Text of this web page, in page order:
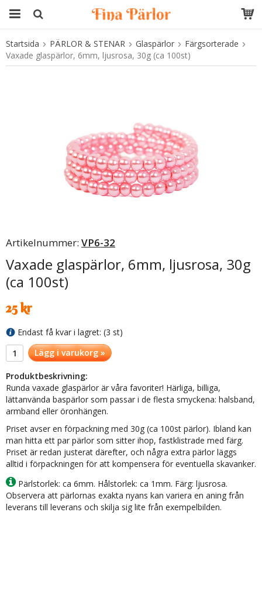
Produkten har blivit tillagd i varukorgen
Startsida PÄRLOR & STENAR Glaspärlor
Färgsorterade
Vaxade glaspärlor, 6mm, ljusrosa, 30g (ca 100st)
Artikelnummer: VP6-32
Vaxade glaspärlor, 6mm, ljusrosa, 30g
(ca 100st)
25 kr
Endast få kvar i lagret: (3 st)
Lägg i varukorg »
Produktbeskrivning:
Runda vaxade glaspärlor är våra favoriter! Härliga, billiga,
lättanvända baspärlor som passar i de flesta smyckena: halsband,
armband eller öronhängen.
Priset avser en förpackning med 30g (ca 100st pärlor). Ibland kan
man hitta ett par pärlor som sitter ihop, fastklistrade med färg.
Priset är redan justerat därefter, och några extra pärlor läggs
alltid i förpackningen för att kompensera för eventuella skavanker.
Pärlstorlek: ca 6mm. Hålstorlek: ca 1mm. Färg: ljusrosa.
Observera att pärlornas exakta nyans kan variera en aning från
leverans till leverans och skilja sig lite från exempelbilden.